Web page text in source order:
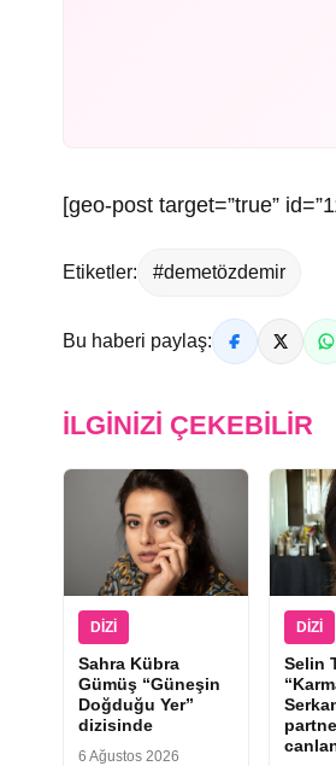
[geo-post target=”true”
Etiketler: #demetözdemir
Bu haberi paylaş:
İLGINIZI ÇEKEBILIR
DIZI
Sahra Kübra
Gümüş “Güneşin
Doğduğu Yer”
dizisinde
6 Ağustos 2026
DIZI
Selin